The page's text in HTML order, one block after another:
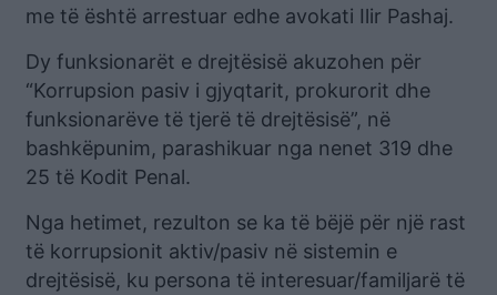
me të është arrestuar edhe avokati Ilir Pashaj.
Dy funksionarët e drejtësisë akuzohen për
“Korrupsion pasiv i gjyqtarit, prokurorit dhe
funksionarëve të tjerë të drejtësisë”, në
bashkëpunim, parashikuar nga nenet 319 dhe
25 të Kodit Penal.
Nga hetimet, rezulton se ka të bëjë për një rast
të korrupsionit aktiv/pasiv në sistemin e
drejtësisë, ku persona të interesuar/familjarë të